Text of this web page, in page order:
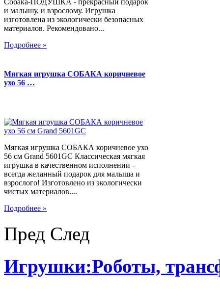
Собака-ПОДУШКА - прекрасный подарок
и малышу, и взрослому. Игрушка
изготовлена из экологически безопасных
материалов. Рекомендовано...
Подробнее »
Мягкая игрушка СОБАКА коричневое
ухо 56 …
Мягкая игрушка СОБАКА коричневое ухо
56 см Grand 5601GC Классическая мягкая
игрушка в качественном исполнении -
всегда желанный подарок для малыша и
взрослого! Изготовлено из экологически
чистых материалов....
Подробнее »
Пред След
Игрушки:Роботы,